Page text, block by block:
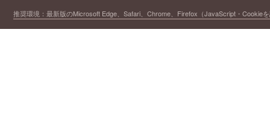
推奨環境：最新版のMicrosoft Edge、Safari、Chrome、Firefox（JavaScript・Cookie